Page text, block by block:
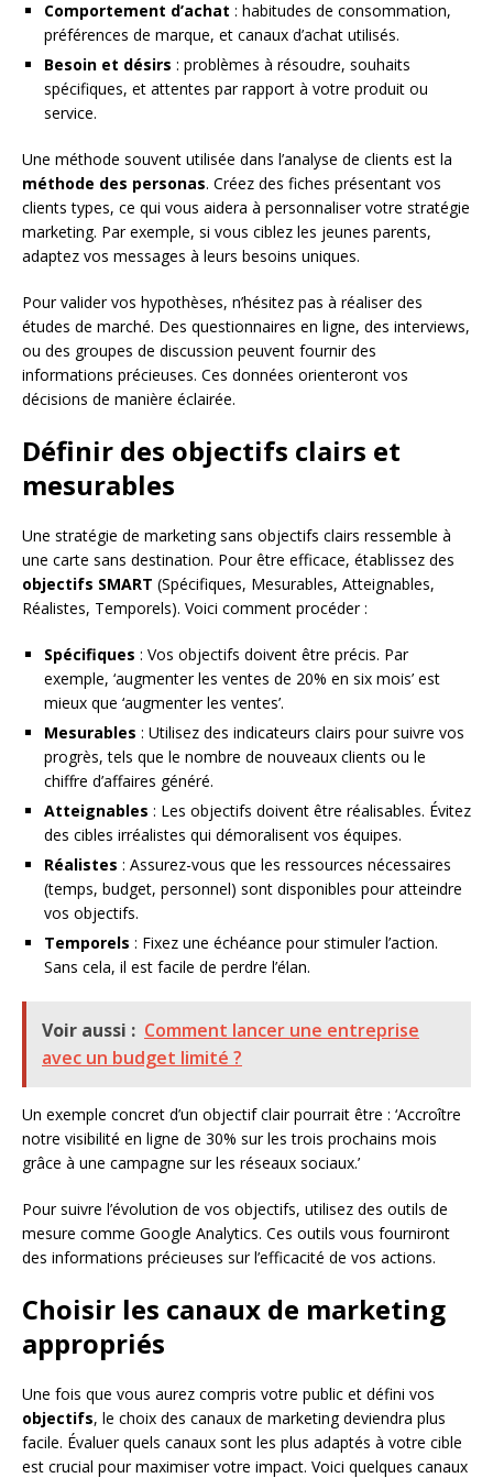
Comportement d’achat : habitudes de consommation,
préférences de marque, et canaux d’achat utilisés.
Besoin et désirs : problèmes à résoudre, souhaits
spécifiques, et attentes par rapport à votre produit ou
service.
Une méthode souvent utilisée dans l’analyse de clients est la
méthode des personas. Créez des fiches présentant vos
clients types, ce qui vous aidera à personnaliser votre stratégie
marketing. Par exemple, si vous ciblez les jeunes parents,
adaptez vos messages à leurs besoins uniques.
Pour valider vos hypothèses, n’hésitez pas à réaliser des
études de marché. Des questionnaires en ligne, des interviews,
ou des groupes de discussion peuvent fournir des
informations précieuses. Ces données orienteront vos
décisions de manière éclairée.
Définir des objectifs clairs et
mesurables
Une stratégie de marketing sans objectifs clairs ressemble à
une carte sans destination. Pour être efficace, établissez des
objectifs SMART (Spécifiques, Mesurables, Atteignables,
Réalistes, Temporels). Voici comment procéder :
Spécifiques : Vos objectifs doivent être précis. Par
exemple, ‘augmenter les ventes de 20% en six mois’ est
mieux que ‘augmenter les ventes’.
Mesurables : Utilisez des indicateurs clairs pour suivre vos
progrès, tels que le nombre de nouveaux clients ou le
chiffre d’affaires généré.
Atteignables : Les objectifs doivent être réalisables. Évitez
des cibles irréalistes qui démoralisent vos équipes.
Réalistes : Assurez-vous que les ressources nécessaires
(temps, budget, personnel) sont disponibles pour atteindre
vos objectifs.
Temporels : Fixez une échéance pour stimuler l’action.
Sans cela, il est facile de perdre l’élan.
Voir aussi : Comment lancer une entreprise
avec un budget limité ?
Un exemple concret d’un objectif clair pourrait être : ‘Accroître
notre visibilité en ligne de 30% sur les trois prochains mois
grâce à une campagne sur les réseaux sociaux.’
Pour suivre l’évolution de vos objectifs, utilisez des outils de
mesure comme Google Analytics. Ces outils vous fourniront
des informations précieuses sur l’efficacité de vos actions.
Choisir les canaux de marketing
appropriés
Une fois que vous aurez compris votre public et défini vos
objectifs, le choix des canaux de marketing deviendra plus
facile. Évaluer quels canaux sont les plus adaptés à votre cible
est crucial pour maximiser votre impact. Voici quelques canaux